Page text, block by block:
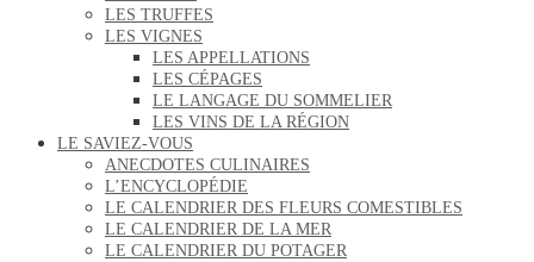
LES TRUFFES
LES VIGNES
LES APPELLATIONS
LES CÉPAGES
LE LANGAGE DU SOMMELIER
LES VINS DE LA RÉGION
LE SAVIEZ-VOUS
ANECDOTES CULINAIRES
L’ENCYCLOPÉDIE
LE CALENDRIER DES FLEURS COMESTIBLES
LE CALENDRIER DE LA MER
LE CALENDRIER DU POTAGER